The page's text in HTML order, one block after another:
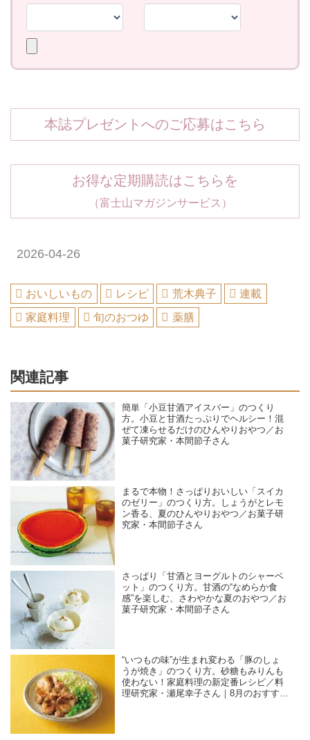
本誌プレゼントへのご応募はこちら
お得な定期購読はこちらを
（富士山マガジンサービス）
2026-04-26
おいしいもの レシピ 荒木典子
連載
家庭料理
旬のおつゆ 薬膳
関連記事
簡単「小豆甘酒アイスバー」のつくり
方。小豆と甘酒たっぷりでヘルシー！混
ぜて凍らせるだけのひんやりおやつ／お
菓子研究家・本間節子さん
まるで本物！さっぱりおいしい「スイカ
のゼリー」のつくり方。しょうがとレモ
ン香る、夏のひんやりおやつ／お菓子研
究家・本間節子さん
さっぱり「甘酒とヨーグルトのシャーベ
ット」のつくり方。甘酒の“なめらか食
感”を楽しむ、さわやかな夏のおやつ／お
菓子研究家・本間節子さん
“いつもの味”が生まれ変わる「豚のしょ
うが焼き」のつくり方。砂糖もみりんも
使わない！家庭料理の新定番レシピ／料
理研究家・瀬尾幸子さん｜8月のおすすめ